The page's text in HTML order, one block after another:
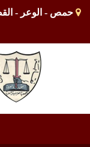
حمص - الوعر -